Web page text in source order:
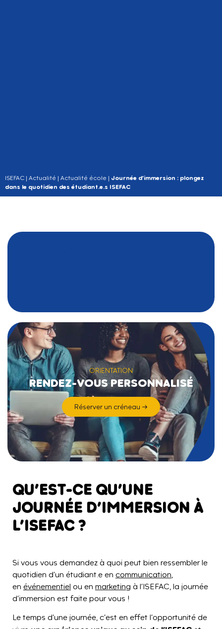
ISEFAC | Actualité | Actualité école | Journée d’immersion : plongez
dans le quotidien des étudiant.e.s ISEFAC
QU’EST-CE QU’UNE
JOURNÉE D’IMMERSION À
L’ISEFAC ?
Si vous vous demandez à quoi peut bien ressembler le
quotidien d’un étudiant.e en communication
en événementiel ou en marketing à l’ISEFAC, la journée
d’immersion est faite pour vous !
Le temps d’une journée, c’est en effet l’opportunité de
ORIENTATION
RENDEZ-VOUS PERSONNALISÉ
Réserver un créneau →